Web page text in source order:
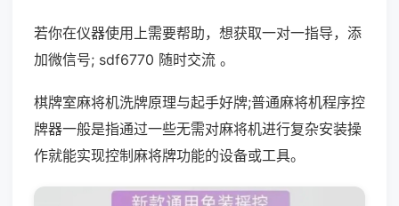
若你在仪器使用上需要帮助，想获取一对一指导，添
加微信号; sdf6770 随时交流 。
棋牌室麻将机洗牌原理与起手好牌;普通麻将机程序控
牌器一般是指通过一些无需对麻将机进行复杂安装操
作就能实现控制麻将牌功能的设备或工具。